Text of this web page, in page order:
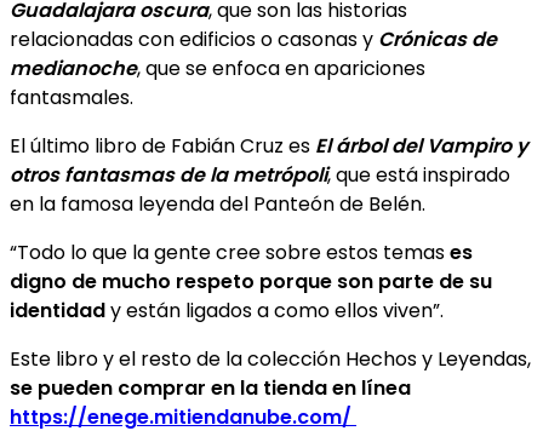
Guadalajara oscura, que son las historias
relacionadas con edificios o casonas y Crónicas de
medianoche, que se enfoca en apariciones
fantasmales.
El último libro de Fabián Cruz es El árbol del Vampiro y
otros fantasmas de la metrópoli, que está inspirado
en la famosa leyenda del Panteón de Belén.
“Todo lo que la gente cree sobre estos temases
digno de mucho respeto porque son parte de su
identidady están ligados a como ellos viven”.
Este libro y el resto de la colección Hechos y Leyendas,
se pueden comprar en la tienda en línea
https://enege.mitiendanube.com/